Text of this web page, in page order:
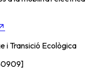
i Transició Ecològica